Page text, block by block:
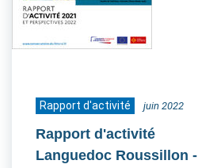
Rapport d'activité juin 2022
Rapport d'activité
Languedoc Roussillon -